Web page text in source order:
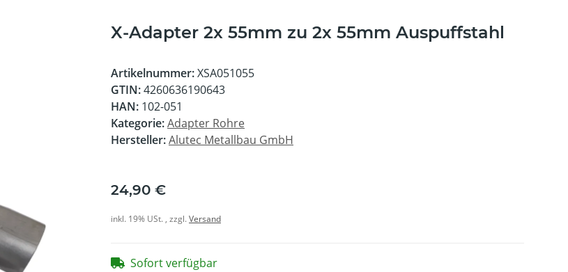
X-Adapter 2x 55mm zu 2x 55mm Auspuffstahl
Artikelnummer:XSA051055
GTIN:4260636190643
HAN: 102-051
Kategorie:Adapter Rohre
Hersteller:Alutec Metallbau GmbH
24,90 €
inkl. 19% USt. , zzgl.Versand
Sofort verfügbar